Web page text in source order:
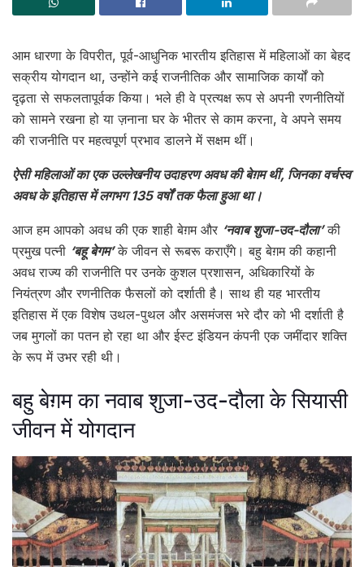
आम धारणा के विपरीत, पूर्व-आधुनिक भारतीय इतिहास में महिलाओं का बेहद
सक्रीय योगदान था, उन्होंने कई राजनीतिक और सामाजिक कार्यों को
दृढ़ता से सफलतापूर्वक किया। भले ही वे प्रत्यक्ष रूप से अपनी रणनीतियों
को सामने रखना हो या ज़नाना घर के भीतर से काम करना, वे अपने समय
की राजनीति पर महत्वपूर्ण प्रभाव डालने में सक्षम थीं।
ऐसी महिलाओं का एक उल्लेखनीय उदाहरण अवध की बेग़म थीं, जिनका वर्चस्व
अवध के इतिहास में लगभग 135 वर्षों तक फैला हुआ था।
आज हम आपको अवध की एक शाही बेग़म और ‘नवाब शुजा-उद-दौला’की
प्रमुख पत्नी ‘बहू बेगम’के जीवन से रूबरू कराएँगे। बहु बेग़म की कहानी
अवध राज्य की राजनीति पर उनके कुशल प्रशासन, अधिकारियों के
नियंत्रण और रणनीतिक फैसलों को दर्शाती है। साथ ही यह भारतीय
इतिहास में एक विशेष उथल-पुथल और असमंजस भरे दौर को भी दर्शाती है
जब मुगलों का पतन हो रहा था और ईस्ट इंडियन कंपनी एक जमींदार शक्ति
के रूप में उभर रही थी।
बहु बेग़म का नवाब शुजा-उद-दौला के सियासी
जीवन में योगदान